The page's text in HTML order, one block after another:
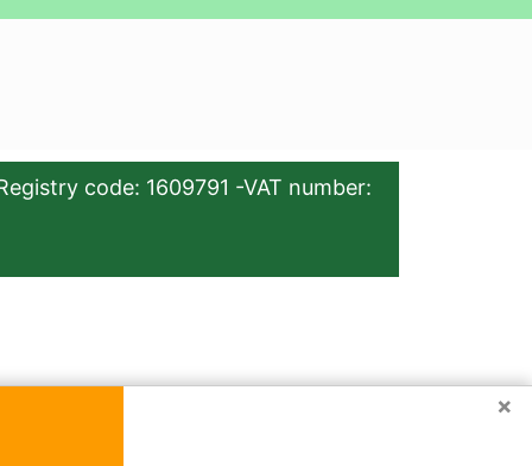
code: 1609791 -VAT number:
×